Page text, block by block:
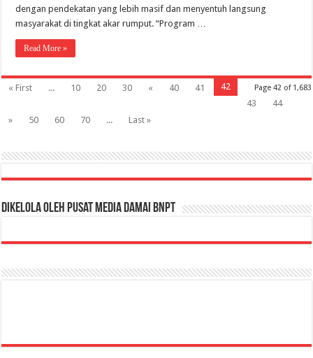
dengan pendekatan yang lebih masif dan menyentuh langsung
masyarakat di tingkat akar rumput. “Program …
Read More »
Page 42 of 1,683
« First ... 10 20 30 « 40 41
42
43
44
»
50 60 70 ... Last »
Dikelola oleh Pusat Media Damai BNPT